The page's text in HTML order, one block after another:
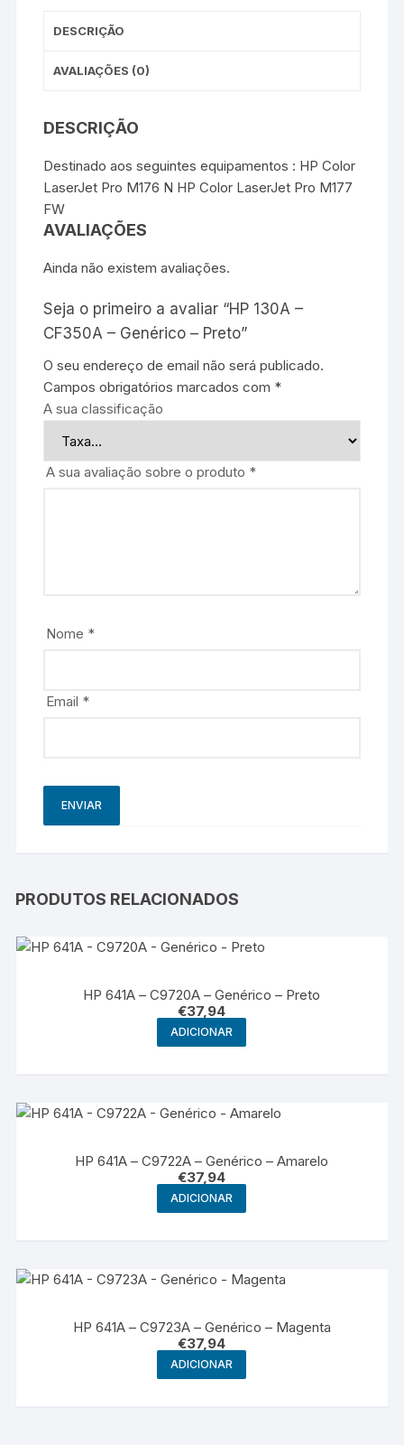
DESCRIÇÃO
AVALIAÇÕES (0)
DESCRIÇÃO
Destinado aos seguintes equipamentos : HP Color
LaserJet Pro M176 N HP Color LaserJet Pro M177
FW
AVALIAÇÕES
Ainda não existem avaliações.
Seja o primeiro a avaliar “HP 130A –
CF350A – Genérico – Preto”
O seu endereço de email não será publicado.
Campos obrigatórios marcados com *
A sua classificação
A sua avaliação sobre o produto *
Nome *
Email *
PRODUTOS RELACIONADOS
HP 641A – C9720A – Genérico – Preto
€37,94
ADICIONAR
HP 641A – C9722A – Genérico – Amarelo
€37,94
ADICIONAR
HP 641A – C9723A – Genérico – Magenta
€37,94
ADICIONAR